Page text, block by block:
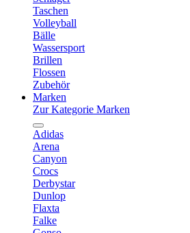
Taschen
Volleyball
Bälle
Wassersport
Brillen
Flossen
Zubehör
Marken
Zur Kategorie Marken
Adidas
Arena
Canyon
Crocs
Derbystar
Dunlop
Flaxta
Falke